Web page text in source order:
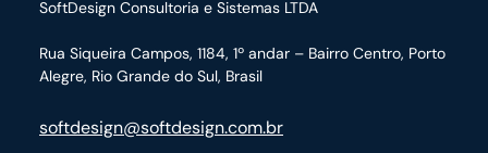
SoftDesign Consultoria e Sistemas LTDA
Rua Siqueira Campos, 1184, 1º andar – Bairro Centro, Porto
Alegre, Rio Grande do Sul, Brasil
softdesign@softdesign.com.br